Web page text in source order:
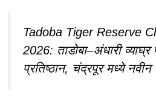
Tadoba Tiger Reserve
2026: ताडोबा–अंधारी
प्रतिष्ठान, चंद्रपूर मध्ये नवीन